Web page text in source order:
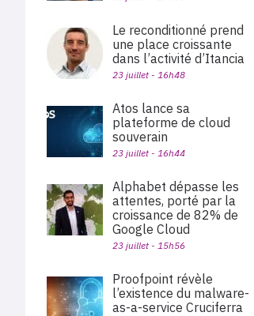
Le reconditionné prend
une place croissante
dans l’activité d’Itancia
23 juillet - 16h48
Atos lance sa
plateforme de cloud
souverain
23 juillet - 16h44
Alphabet dépasse les
attentes, porté par la
croissance de 82% de
Google Cloud
23 juillet - 15h56
Proofpoint révèle
l’existence du malware-
as-a-service Cruciferra